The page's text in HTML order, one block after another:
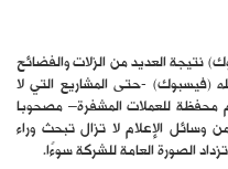
نتيجة العديد من الزلات والفضائح
(فيسبوك) -حتى المشاريع التي لا
محفظة للعملات المشفرة– مصحوبا
وسائل الإعلام لا تزال تبحث وراء
الصورة العامة للشركة سوءًا.